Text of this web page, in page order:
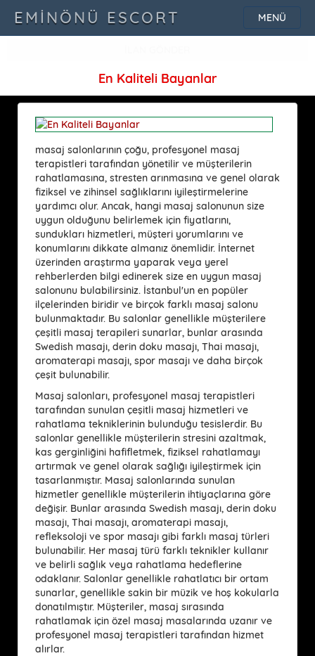
MENÜ
EMINÖNÜ ESCORT
En Kaliteli Bayanlar
masaj salonlarının çoğu, profesyonel masaj
terapistleri tarafından yönetilir ve müşterilerin
rahatlamasına, stresten arınmasına ve genel olarak
fiziksel ve zihinsel sağlıklarını iyileştirmelerine
yardımcı olur. Ancak, hangi masaj salonunun size
uygun olduğunu belirlemek için fiyatlarını,
sundukları hizmetleri, müşteri yorumlarını ve
konumlarını dikkate almanız önemlidir. İnternet
üzerinden araştırma yaparak veya yerel
rehberlerden bilgi edinerek size en uygun masaj
salonunu bulabilirsiniz. İstanbul'un en popüler
ilçelerinden biridir ve birçok farklı masaj salonu
bulunmaktadır. Bu salonlar genellikle müşterilere
çeşitli masaj terapileri sunarlar, bunlar arasında
Swedish masajı, derin doku masajı, Thai masajı,
aromaterapi masajı, spor masajı ve daha birçok
çeşit bulunabilir.
Masaj salonları, profesyonel masaj terapistleri
tarafından sunulan çeşitli masaj hizmetleri ve
rahatlama tekniklerinin bulunduğu tesislerdir. Bu
salonlar genellikle müşterilerin stresini azaltmak,
kas gerginliğini hafifletmek, fiziksel rahatlamayı
artırmak ve genel olarak sağlığı iyileştirmek için
tasarlanmıştır. Masaj salonlarında sunulan
hizmetler genellikle müşterilerin ihtiyaçlarına göre
değişir. Bunlar arasında Swedish masajı, derin doku
masajı, Thai masajı, aromaterapi masajı,
refleksoloji ve spor masajı gibi farklı masaj türleri
bulunabilir. Her masaj türü farklı teknikler kullanır
ve belirli sağlık veya rahatlama hedeflerine
odaklanır. Salonlar genellikle rahatlatıcı bir ortam
sunarlar, genellikle sakin bir müzik ve hoş kokularla
donatılmıştır. Müşteriler, masaj sırasında
rahatlamak için özel masaj masalarında uzanır ve
profesyonel masaj terapistleri tarafından hizmet
alırlar.